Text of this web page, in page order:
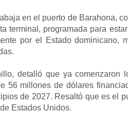
en el puerto de Barahona,
terminal, programada para
por el Estado dominicano,
detalló que ya comenzaron
56 millones de dólares
de 2027. Resaltó que es el
Estados Unidos.